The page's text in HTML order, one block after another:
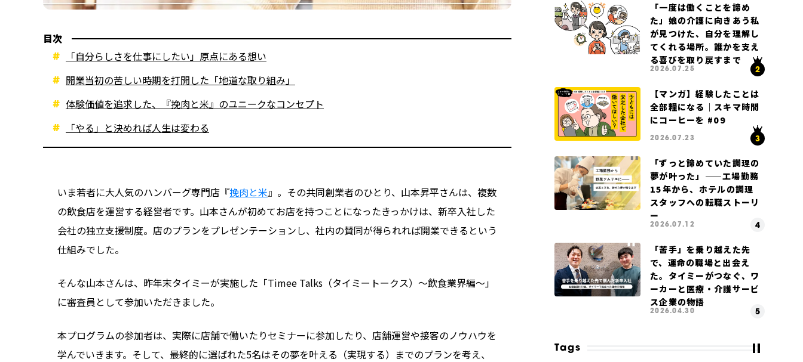
目次
「自分らしさを仕事にしたい」原点にある想い
開業当初の苦しい時期を打開した「地道な取り組み」
体験価値を追求した、『挽肉と米』のユニークなコンセプト
「やる」と決めれば人生は変わる
いま若者に大人気のハンバーグ専門店『挽肉と米』。その共同創業者のひとり、山本昇平さんは、複数
の飲食店を運営する経営者です。山本さんが初めてお店を持つことになったきっかけは、新卒入社した
会社の独立支援制度。店のプランをプレゼンテーションし、社内の賛同が得られれば開業できるという
仕組みでした。
そんな山本さんは、昨年末タイミーが実施した「Timee Talks（タイミートークス）〜飲食業界編〜」
に審査員として参加いただきました。
本プログラムの参加者は、実際に店舗で働いたりセミナーに参加したり、店舗運営や接客のノウハウを
学んでいきます。そして、最終的に選ばれた5名はその夢を叶える（実現する）までのプランを考え、
「一度は働くことを諦め
た」娘の介護に向きあう私
が見つけた、自分を理解し
てくれる場所。誰かを支え
る喜びを取り戻すまで
2026.07.25
【マンガ】経験したことは
全部糧になる｜スキマ時間
にコーヒーを #09
2026.07.23
「ずっと諦めていた調理の
夢が叶った」——工場勤務
15年から、ホテルの調理
スタッフへの転職ストーリ
ー
2026.07.12
「苦手」を乗り越えた先
で、運命の職場と出会え
た。タイミーがつなぐ、ワ
ーカーと医療・介護サービ
ス企業の物語
2026.04.30
Tags